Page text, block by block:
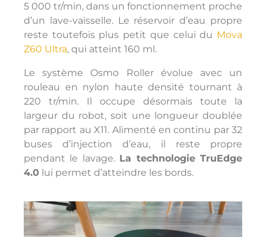
5 000 tr/min, dans un fonctionnement proche
d’un lave-vaisselle. Le réservoir d’eau propre
reste toutefois plus petit que celui du Mova
Z60 Ultra, qui atteint 160 ml.
Le système Osmo Roller évolue avec un
rouleau en nylon haute densité tournant à
220 tr/min. Il occupe désormais toute la
largeur du robot, soit une longueur doublée
par rapport au X11. Alimenté en continu par 32
buses d’injection d’eau, il reste propre
pendant le lavage. La technologie TruEdge
4.0 lui permet d’atteindre les bords.